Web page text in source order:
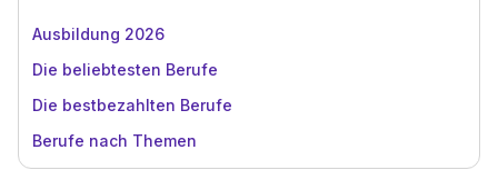
Ausbildung 2026
Die beliebtesten Berufe
Die bestbezahlten Berufe
Berufe nach Themen